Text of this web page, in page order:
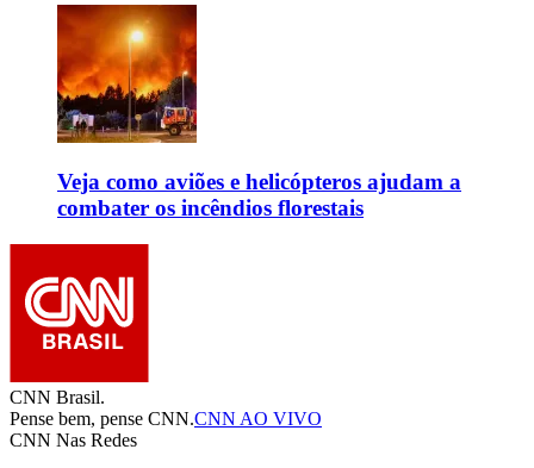
Veja como aviões e helicópteros ajudam a
combater os incêndios florestais
CNN Brasil.
Pense bem, pense CNN.CNN AO VIVO
CNN Nas Redes